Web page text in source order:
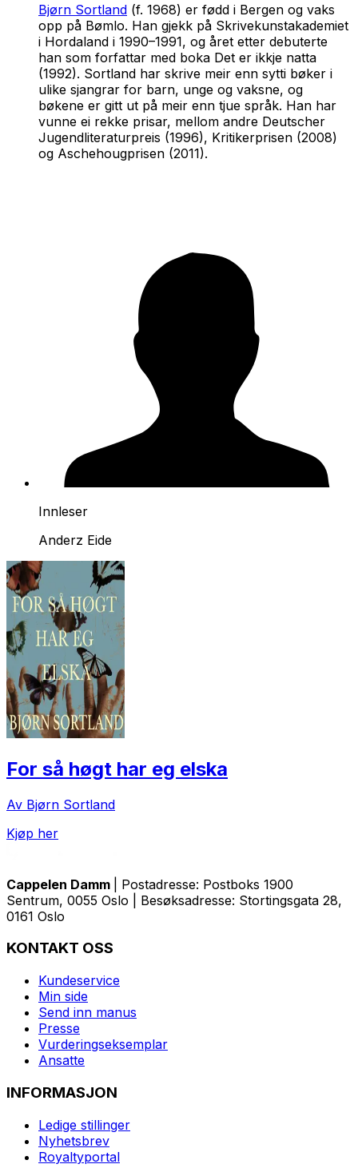
Bjørn Sortland (f. 1968) er fødd i Bergen og vaks
opp på Bømlo. Han gjekk på Skrivekunstakademiet
i Hordaland i 1990–1991, og året etter debuterte
han som forfattar med boka Det er ikkje natta
(1992). Sortland har skrive meir enn sytti bøker i
ulike sjangrar for barn, unge og vaksne, og
bøkene er gitt ut på meir enn tjue språk. Han har
vunne ei rekke prisar, mellom andre Deutscher
Jugendliteraturpreis (1996), Kritikerprisen (2008)
og Aschehougprisen (2011).
Innleser
Anderz Eide
For så høgt har eg elska
Av Bjørn Sortland
Kjøp her
Cappelen Damm
| Postadresse: Postboks 1900
Sentrum, 0055 Oslo | Besøksadresse: Stortingsgata 28,
0161 Oslo
KONTAKT OSS
Kundeservice
Min side
Send inn manus
Presse
Vurderingseksemplar
Ansatte
INFORMASJON
Ledige stillinger
Nyhetsbrev
Royaltyportal